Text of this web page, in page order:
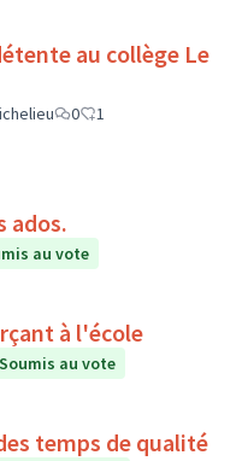
au collège Le
0
1
ados.
au vote
à l'école
Soumis au vote
temps de qualité